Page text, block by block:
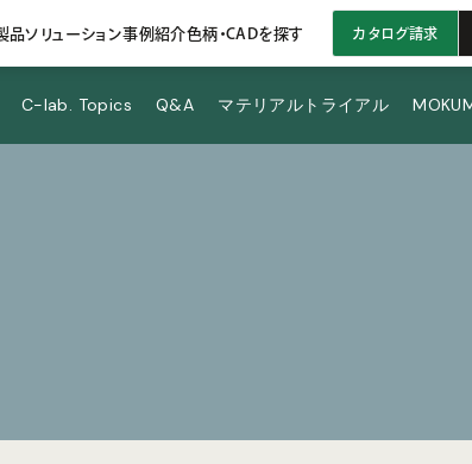
品ソリューション事例紹介色柄・CADを探す カタログ請求
C-lab. Topics Q&A マテリアルトライアル